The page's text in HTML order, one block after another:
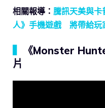
相關報導： 騰訊天美與
人》手機遊戲 將帶給玩
《Monster
片